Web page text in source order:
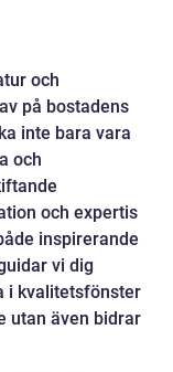
och
på bostadens
inte bara vara
och
och expertis
inspirerande
vi dig
i kvalitetsfönster
utan även bidrar